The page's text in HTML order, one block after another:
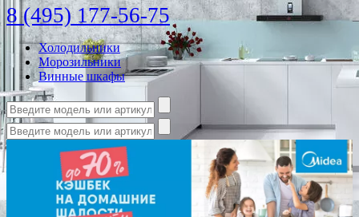
8 (495) 177-56-75
Холодильники
Морозильники
Винные шкафы